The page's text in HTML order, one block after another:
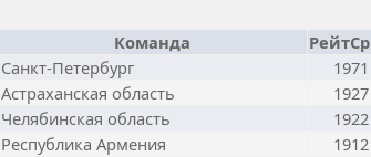
Команда
РейтСр
Санкт-Петербург
1971
Астраханская область
1927
Челябинская область
1922
Республика Армения
1912